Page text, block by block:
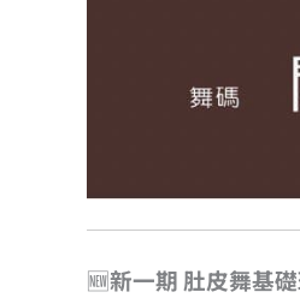
🆕新一期 肚皮舞基